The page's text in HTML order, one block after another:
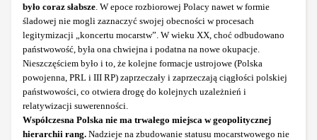
było coraz słabsze . W epoce rozbiorowej Polacy nawet w formie
śladowej nie mogli zaznaczyć swojej obecności w procesach
legitymizacji „koncertu mocarstw”. W wieku XX, choć odbudowano
państwowość, była ona chwiejna i podatna na nowe okupacje.
Nieszczęściem było i to, że kolejne formacje ustrojowe (Polska
powojenna, PRL i III RP) zaprzeczały i zaprzeczają ciągłości polskiej
państwowości, co otwiera drogę do kolejnych uzależnień i
relatywizacji suwerenności.
Współczesna Polska nie ma trwałego miejsca w geopolitycznej
hierarchii rang. Nadzieje na zbudowanie statusu mocarstwowego nie